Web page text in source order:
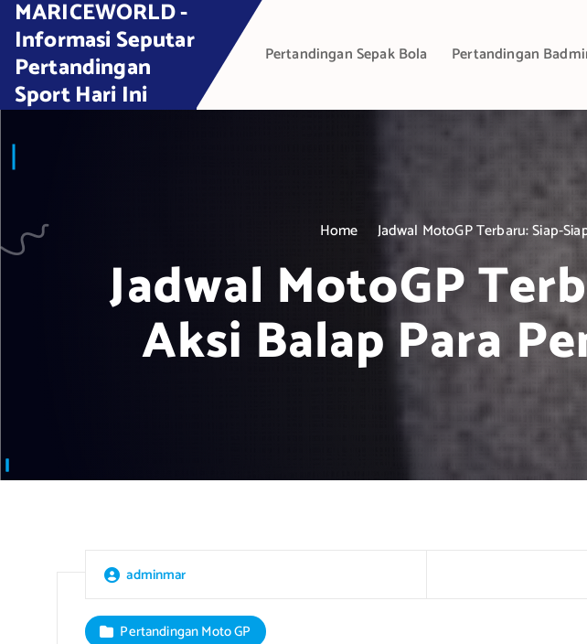
MARICEWORLD -
Informasi Seputar
Pertandingan
Sport Hari Ini
Pertandingan Sepak Bola Pertandingan
Home Jadwal MotoGP Terbaru: Siap-
Jadwal MotoGP
Aksi Balap Para
adminmar
Pertandingan Moto GP